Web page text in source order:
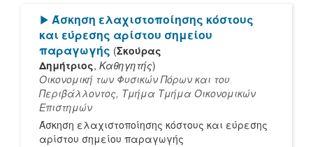
[Play]
Άσκηση ελαχιστοποίησης κόστους
και εύρεσης αρίστου σημείου
παραγωγής (Σκούρας
Δημήτριος, Καθηγητής)
Οικονομική των Φυσικών Πόρων και του
Περιβάλλοντος, Τμήμα Τμήμα Οικονομικών
Επιστημών
Άσκηση ελαχιστοποίησης κόστους και εύρεσης
αρίστου σημείου παραγωγής